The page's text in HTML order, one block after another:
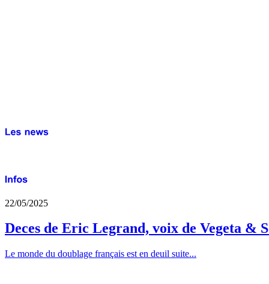
22/05/2025
Deces de Eric Legrand, voix de Vegeta &
Le monde du doublage français est en deuil suite...